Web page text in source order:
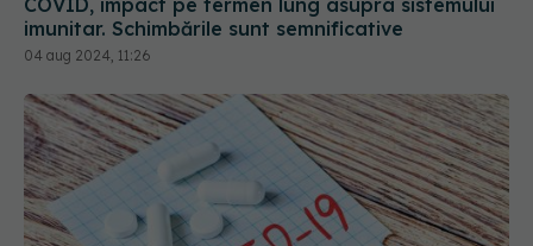
04 aug 2024, 11:26